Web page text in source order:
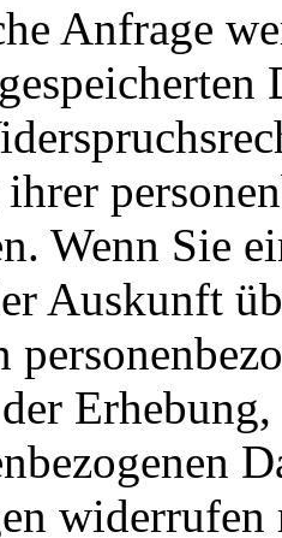
Anfrage
Wenn Sie
Auskunft
widerrufen